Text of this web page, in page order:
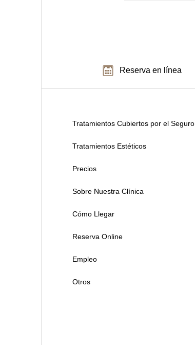
Reserva en línea
Tratamientos Cubiertos por el Seguro
Tratamientos Estéticos
Precios
Sobre Nuestra Clínica
Cómo Llegar
Reserva Online
Empleo
Otros